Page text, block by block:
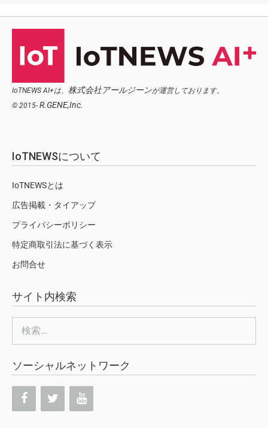
IoTNEWS AI+は、 株式会社アールジーンが運営しております。
© 2015- R.GENE,Inc.
IoTNEWSについて
IoTNEWSとは
広告掲載・タイアップ
プライバシーポリシー
特定商取引法に基づく表示
お問合せ
サイト内検索
索:
ソーシャルネットワーク